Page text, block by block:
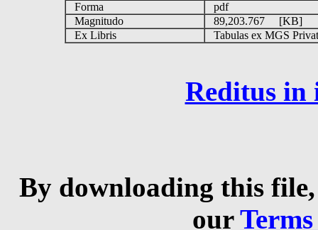
Forma
pdf
Magnitudo
89,203.767 [KB]
Ex Libris
Tabulas ex MGS
Reditus in
By downloading this
our